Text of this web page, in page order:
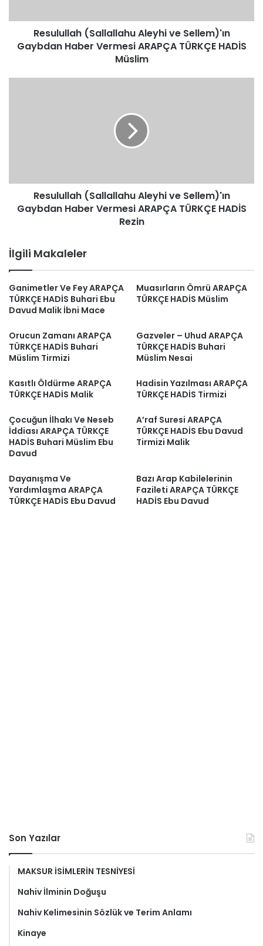
ARAPÇA
TÜRKÇE
HADİS
Resulullah (Sallallahu Aleyhi ve Sellem)'ın
Gaybdan Haber Vermesi ARAPÇA TÜRKÇE HADİS
Müslim
ARAPÇA
TÜRKÇE
HADİS
Resulullah (Sallallahu Aleyhi ve Sellem)'ın
Gaybdan Haber Vermesi ARAPÇA TÜRKÇE HADİS
Rezin
İlgili Makaleler
Ganimetler Ve Fey ARAPÇA
TÜRKÇE HADİS Buhari Ebu
Davud Malik İbni Mace
Muasırların Ömrü ARAPÇA
TÜRKÇE HADİS Müslim
Orucun Zamanı ARAPÇA
TÜRKÇE HADİS Buhari
Müslim Tirmizi
Gazveler – Uhud ARAPÇA
TÜRKÇE HADİS Buhari
Müslim Nesai
Kasıtlı Öldürme ARAPÇA
TÜRKÇE HADİS Malik
Hadisin Yazılması ARAPÇA
TÜRKÇE HADİS Tirmizi
Çocuğun İlhakı Ve Neseb
İddiası ARAPÇA TÜRKÇE
HADİS Buhari Müslim Ebu
Davud
A’raf Suresi ARAPÇA
TÜRKÇE HADİS Ebu Davud
Tirmizi Malik
Dayanışma Ve
Yardımlaşma ARAPÇA
TÜRKÇE HADİS Ebu Davud
Bazı Arap Kabilelerinin
Fazileti ARAPÇA TÜRKÇE
HADİS Ebu Davud
Son Yazılar
MAKSUR İSİMLERİN TESNİYESİ
Nahiv İlminin Doğuşu
Nahiv Kelimesinin Sözlük ve Terim Anlamı
Kinaye